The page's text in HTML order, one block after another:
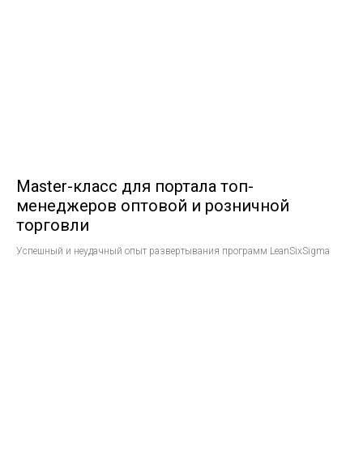
Master-класс для портала топ-
менеджеров оптовой и розничной
торговли
Успешный и неудачный опыт развертывания программ LeanSixSigma